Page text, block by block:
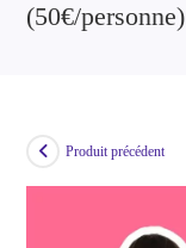
(50€/personne)
Produit précédent